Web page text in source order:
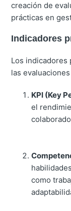
creación de
prácticas en
Indicadores
Los indicadores
las
KPI (Key
el
como